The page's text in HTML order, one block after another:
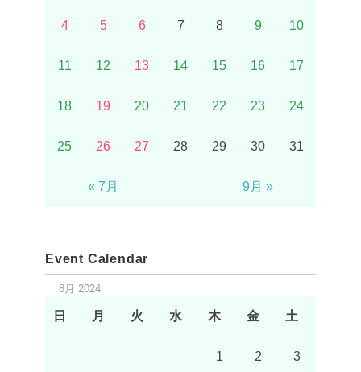
4 5 6 7 8 9 10
11 12 13 14 15 16 17
18 19 20 21 22 23 24
25 26 27 28 29 30 31
« 7月 9月 »
Event Calendar
8月 2024
日 月 火 水 木 金 土
1 2 3